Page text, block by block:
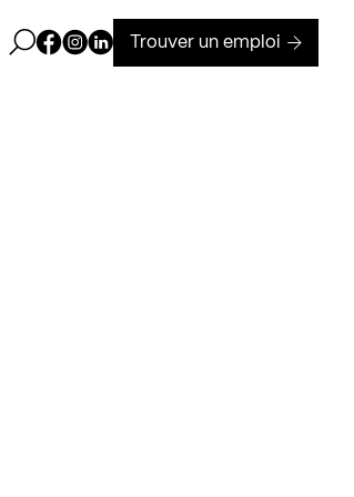
Ouvrir la barre de recherche
Page Facebook de Kollectif
Page Instagram de Kollectif
Page Linkedin de Kollectif
Trouver un emploi